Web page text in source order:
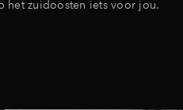
het zuidoosten iets voor jou.